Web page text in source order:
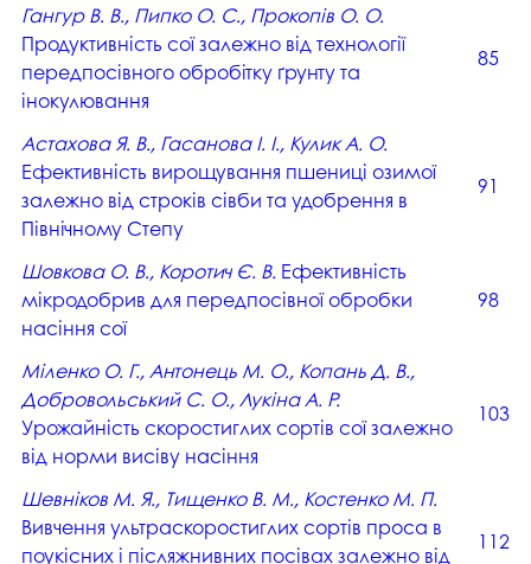
Гангур В. В., Пипко О. С., Прокопів О. О.
Продуктивність сої залежно від технології
передпосівного обробітку ґрунту та
інокулювання
85
Астахова Я. В., Гасанова І. І., Кулик А. О.
Ефективність вирощування пшениці озимої
залежно від строків сівби та удобрення в
Північному Степу
91
Шовкова О. В., Коротич Є. В. Ефективність
мікродобрив для передпосівної обробки
насіння сої
98
Міленко О. Г., Антонець М. О., Копань Д. В.,
Добровольський С. О., Лукіна А. Р.
Урожайність скоростиглих сортів сої залежно
від норми висіву насіння
103
Шевніков М. Я., Тищенко В. М., Костенко М. П.
Вивчення ультраскоростиглих сортів проса в
поукісних і післяжнивних посівах залежно від
112